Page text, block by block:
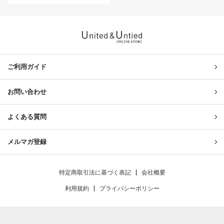
ご利用ガイド
お問い合わせ
よくある質問
メルマガ登録
特定商取引法に基づく表記 会社概要
利用規約 プライバシーポリシー